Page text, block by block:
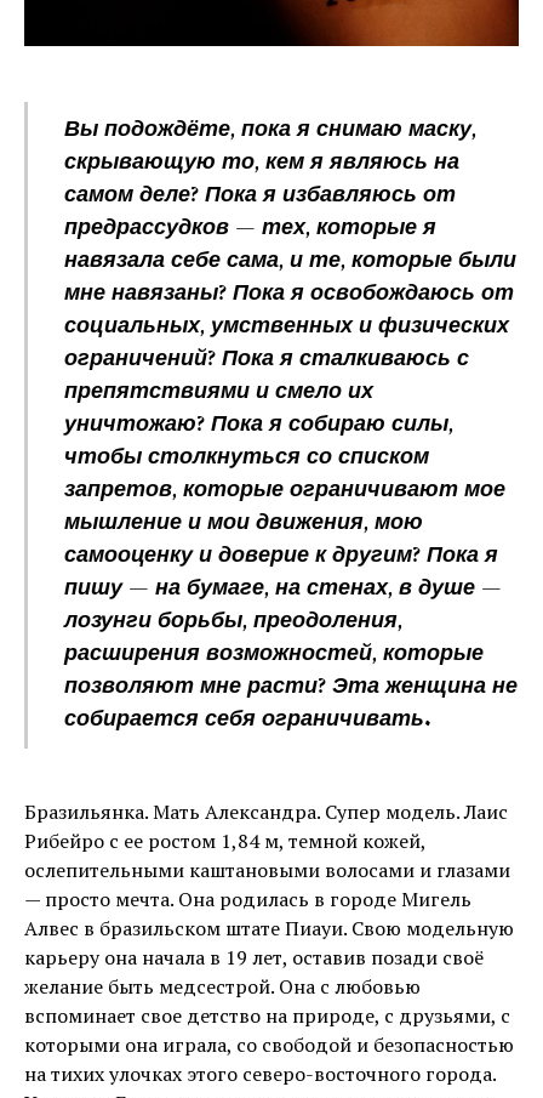
Вы подождёте, пока я снимаю маску,
скрывающую то, кем я являюсь на
самом деле? Пока я избавляюсь от
предрассудков — тех, которые я
навязала себе сама, и те, которые были
мне навязаны? Пока я освобождаюсь от
социальных, умственных и физических
ограничений? Пока я сталкиваюсь с
препятствиями и смело их
уничтожаю? Пока я собираю силы,
чтобы столкнуться со списком
запретов, которые ограничивают мое
мышление и мои движения, мою
самооценку и доверие к другим? Пока я
пишу — на бумаге, на стенах, в душе —
лозунги борьбы, преодоления,
расширения возможностей, которые
позволяют мне расти? Эта женщина не
собирается себя ограничивать.
Бразильянка. Мать Александра. Супер модель. Лаис
Рибейро с ее ростом 1,84 м, темной кожей,
ослепительными каштановыми волосами и глазами
— просто мечта. Она родилась в городе Мигель
Алвес в бразильском штате Пиауи. Свою модельную
карьеру она начала в 19 лет, оставив позади своё
желание быть медсестрой. Она с любовью
вспоминает свое детство на природе, с друзьями, с
которыми она играла, со свободой и безопасностью
на тихих улочках этого северо-восточного города.